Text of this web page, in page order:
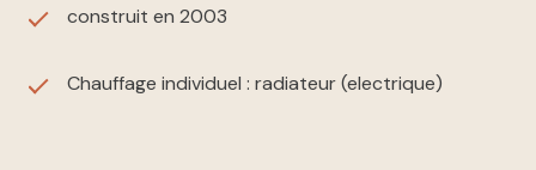
construit en 2003
Chauffage individuel : radiateur (electrique)